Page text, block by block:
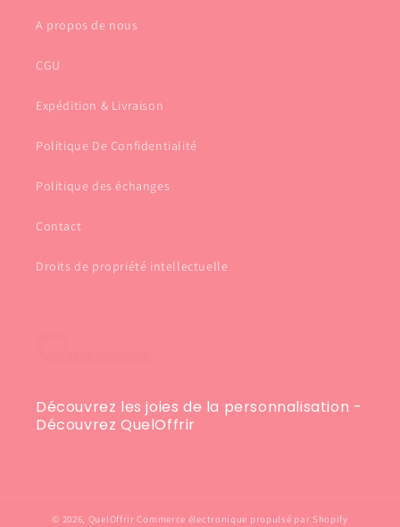
A propos de nous
CGU
Expédition & Livraison
Politique De Confidentialité
Politique des échanges
Contact
Droits de propriété intellectuelle
Découvrez les joies de la personnalisation -
Découvrez QuelOffrir
© 2026, QuelOffrir Commerce électronique propulsé par Shopify